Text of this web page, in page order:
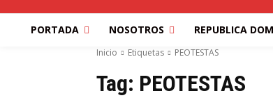
PORTADA NOSOTROS REPUBLICA
Inicio Etiquetas PEOTESTAS
Tag: PEOTESTAS